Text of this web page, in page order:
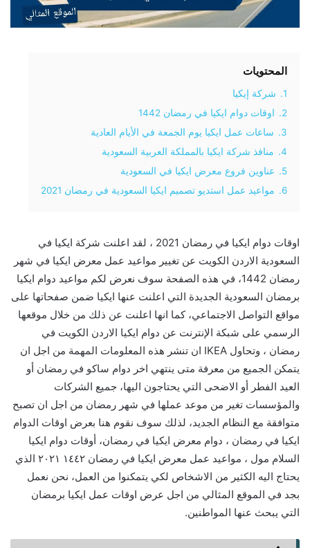
المحتويات
1.
شركة إيكيا
2.
اوقات دوام ايكيا في رمضان 1442
3.
ساعات عمل ايكيا يوم الجمعة في الأيام العادية
4.
منافذ شركة ايكيا بالمملكة العربية السعودية
5.
عناوين فروع معرض ايكيا في السعودية
6.
مواعيد عمل استديو تصميم ايكيا السعودية في رمضان 2021
اوقات دوام ايكيا في رمضان 2021 ، لقد اعلنت شركة ايكيا في
السعودية الاردن الكويت عن تغيير مواعيد عمل معرض ايكيا في شهر
رمضان 1442، في هذه الصفحة سوف نعرض لكم مواعيد دوام ايكيا
برمضان السعودية الجديدة التي اعلنت عنها ايكيا ضمن صفحاتها على
مواقع التواصل الاجتماعي، كما انها اعلنت عن ذلك من خلال موقعها
الرسمي على شبكة الإنترنت عن دوام ايكيا الاردن الكويت في
رمضان ، وتحاول IKEA ان تنشر هذه المعلومات المهمة من اجل ان
يتمكن الجميع من معرفة متى ينتهي اخر دوام ساكو في رمضان أو
العيد الفطر أو الاضحى التي يحتاجون اليها، جميع الشركات
والمؤسسات تغير من موعد عملها في شهر رمضان من اجل ان تصبح
متوافقة مع النظام الجديد، لذلك سوف نقوم هنا بعرض اوقات الدوام
ايكيا في رمضان ، دوام معرض ايكيا في رمضان، أوقات دوام ايكيا
السلام مول ، مواعيد عمل معرض ايكيا في رمضان ١٤٤٢ ٢٠٢١ الذي
يحتاج اليه الكثير من الاشخاص لكي يتمكنوا من العمل، نحن نعمل
بجد في الموقع المثالي من اجل عرض اوقات عمل ايكيا برمضان
التي يبحث عنها المواطنين.